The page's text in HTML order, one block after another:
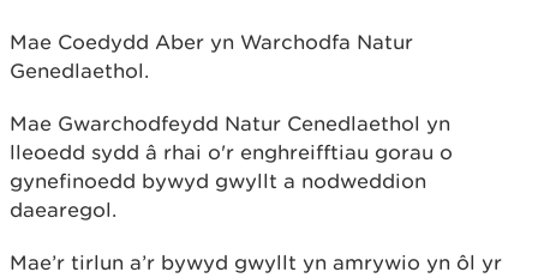
Mae Coedydd Aber yn Warchodfa Natur
Genedlaethol.
Mae Gwarchodfeydd Natur Cenedlaethol yn
lleoedd sydd â rhai o'r enghreifftiau gorau o
gynefinoedd bywyd gwyllt a nodweddion
daearegol.
Mae’r tirlun a’r bywyd gwyllt yn amrywio yn ôl yr